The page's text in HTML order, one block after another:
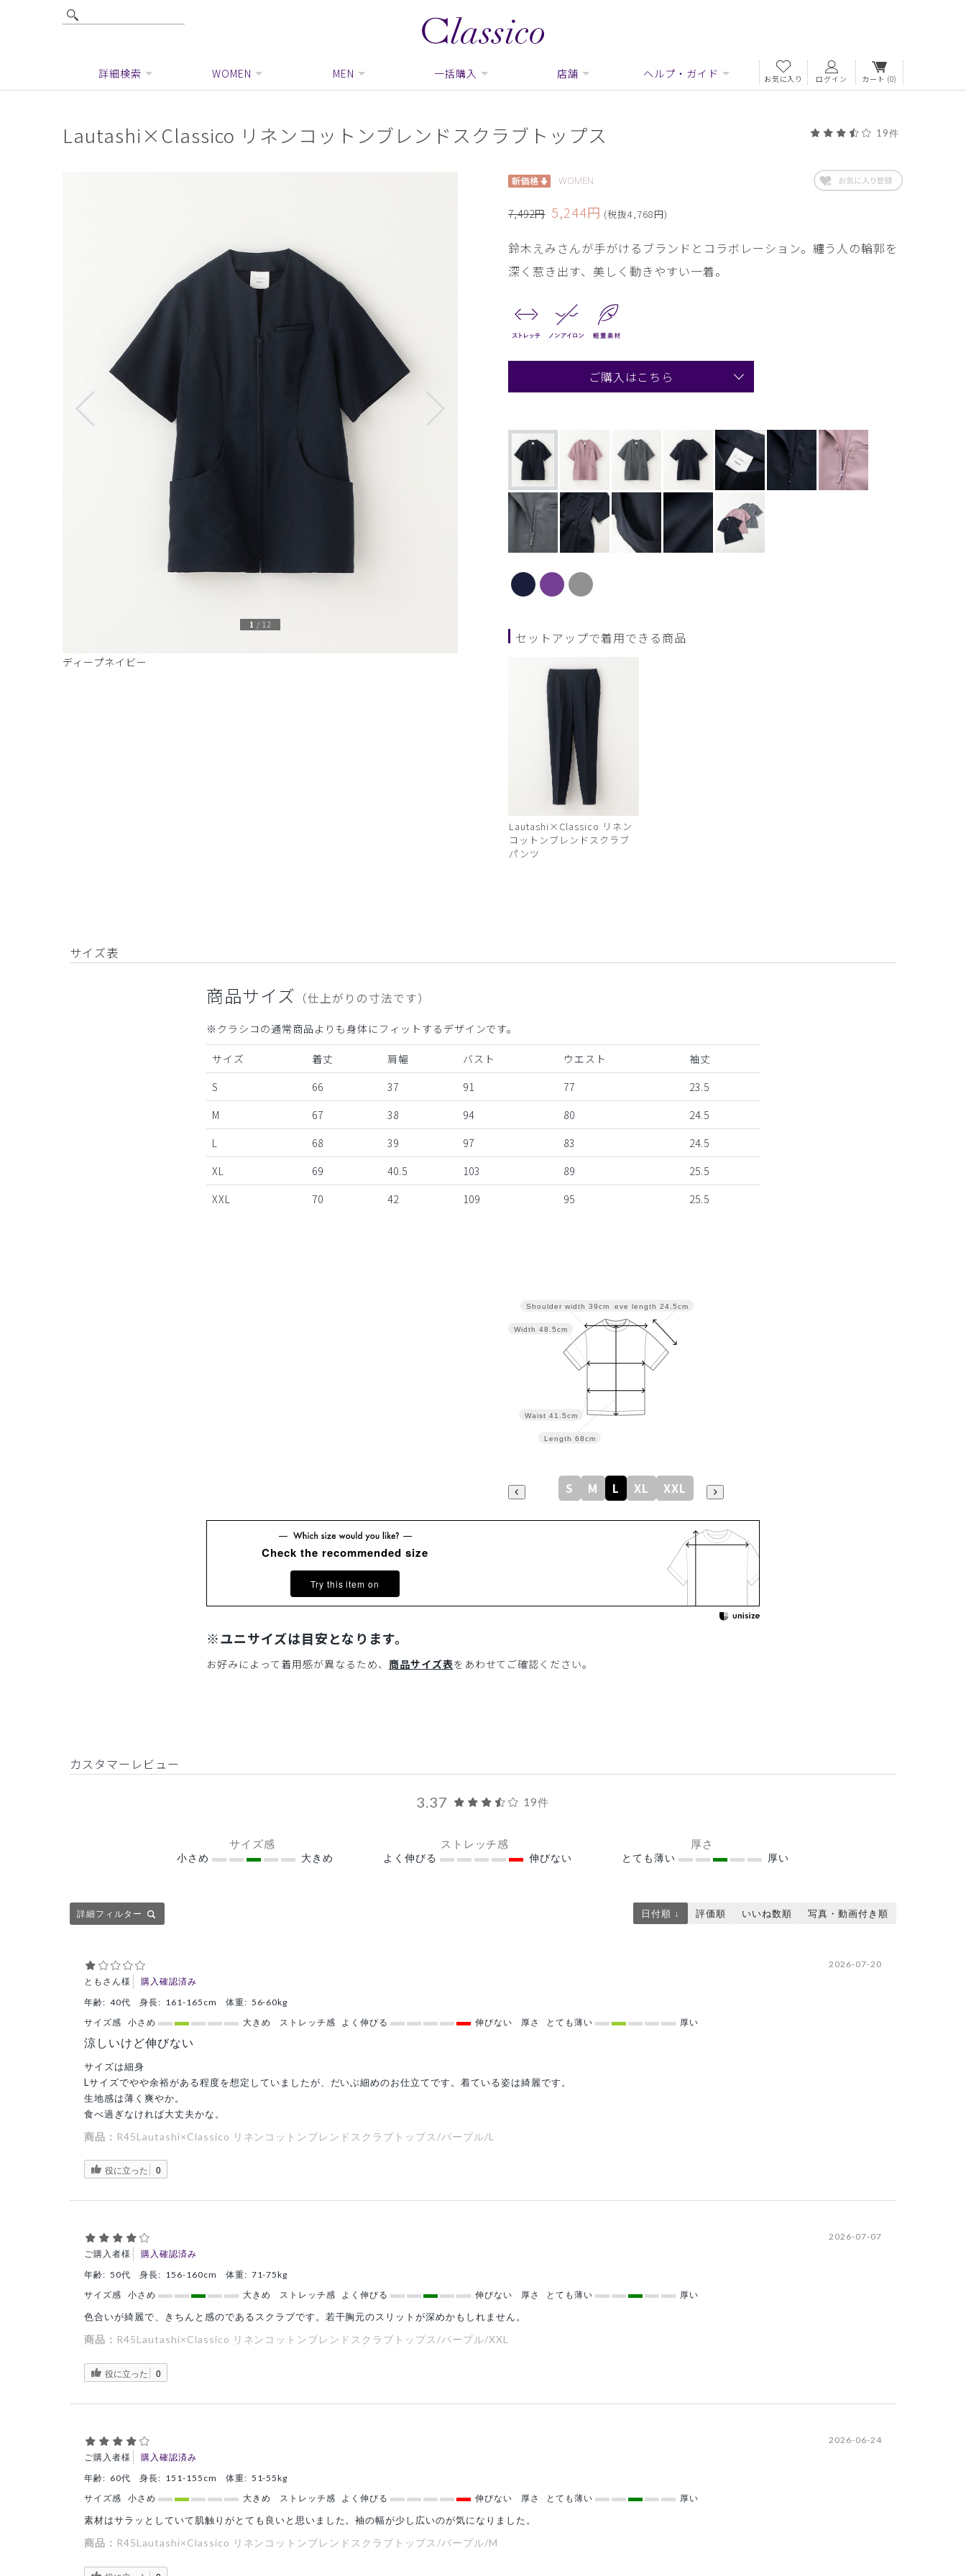
詳細検索 WOMEN MEN 一括購入 店舗 ヘルプ・ガイド お気に入り ログイン カート (0)
Lautashi×Classico リネンコットンブレンドスクラブトップス 19件
ディープネイビー
1 / 12
WOMEN
7,492円 5,244円 (税抜4,768円)
鈴木えみさんが手がけるブランドとコラボレーション。纏う人の輪郭を
深く惹き出す、美しく動きやすい一着。
ご購入はこちら
セットアップで着用できる商品
Lautashi×Classico リネン
コットンブレンドスクラブ
パンツ
サイズ表
商品サイズ （仕上がりの寸法です）
※クラシコの通常商品よりも身体にフィットするデザインです。
サイズ 着丈 肩幅 バスト ウエスト
袖丈
S
66 37 91 77
23.5
M
67 38 94 80
24.5
L
68 39 97 83
24.5
XL
69 40.5 103 89
25.5
XXL
70 42 109 95 25.5
Sleeve length 24.5cm
Length 68cm
Waist 41.5cm
Width 48.5cm
Shoulder width 39cm
S M L XL XXL
Check the recommended size
Try this item on
※ユニサイズは目安となります。
お好みによって着用感が異なるため、 商品サイズ表をあわせてご確認ください。
カスタマーレビュー
3.37 19件
サイズ感
小さめ 大きめ
ストレッチ感
よく伸びる 伸びない
厚さ
とても薄い 厚い
詳細フィルター 日付順 ↓ 評価順 いいね数順 写真・動画付き順
ともさん様 購入確認済み
2026-07-20
年齢: 40代 身長: 161-165cm 体重: 56-60kg
サイズ感
小さめ 大きめ ストレッチ感 よく伸びる 伸びない 厚さ とても薄い 厚い
涼しいけど伸びない
サイズは細身
Lサイズでやや余裕がある程度を想定していましたが、だいぶ細めのお仕立てです。着ている姿は綺麗です。
生地感は薄く爽やか。
食べ過ぎなければ大丈夫かな。
商品： R45Lautashi×Classico リネンコットンブレンドスクラブトップス/パープル/L
役に立った 0
ご購入者様 購入確認済み
2026-07-07
年齢: 50代 身長: 156-160cm 体重: 71-75kg
サイズ感
小さめ 大きめ ストレッチ感 よく伸びる 伸びない 厚さ とても薄い 厚い
色合いが綺麗で、きちんと感のであるスクラブです。若干胸元のスリットが深めかもしれません。
商品： R45Lautashi×Classico リネンコットンブレンドスクラブトップス/パープル/XXL
役に立った 0
ご購入者様 購入確認済み
2026-06-24
年齢: 60代 身長: 151-155cm 体重: 51-55kg
サイズ感
小さめ 大きめ ストレッチ感 よく伸びる 伸びない 厚さ とても薄い 厚い
素材はサラッとしていて肌触りがとても良いと思いました。袖の幅が少し広いのが気になりました。
商品： R45Lautashi×Classico リネンコットンブレンドスクラブトップス/パープル/M